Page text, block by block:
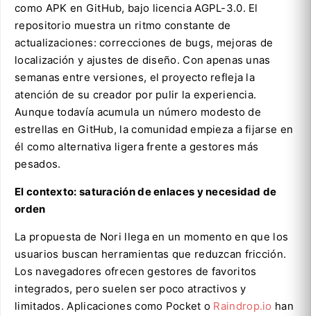
como APK en GitHub, bajo licencia AGPL-3.0. El
repositorio muestra un ritmo constante de
actualizaciones: correcciones de bugs, mejoras de
localización y ajustes de diseño. Con apenas unas
semanas entre versiones, el proyecto refleja la
atención de su creador por pulir la experiencia.
Aunque todavía acumula un número modesto de
estrellas en GitHub, la comunidad empieza a fijarse en
él como alternativa ligera frente a gestores más
pesados.
El contexto: saturación de enlaces y necesidad de
orden
La propuesta de Nori llega en un momento en que los
usuarios buscan herramientas que reduzcan fricción.
Los navegadores ofrecen gestores de favoritos
integrados, pero suelen ser poco atractivos y
limitados. Aplicaciones como Pocket o Raindrop.io han